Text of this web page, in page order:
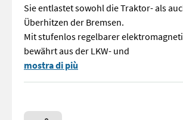
Sie entlastet sowohl die Traktor- als
Überhitzen der Bremsen.
Mit stufenlos regelbarer
bewährt aus der LKW- und
Neue Holzknecht HRB stufenlos
mostra di più